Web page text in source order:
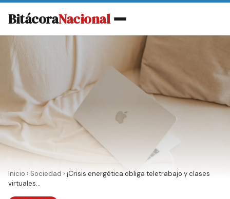
BitácoraNacional
Inicio › Sociedad › ¡Crisis energética obliga teletrabajo y clases
virtuales...